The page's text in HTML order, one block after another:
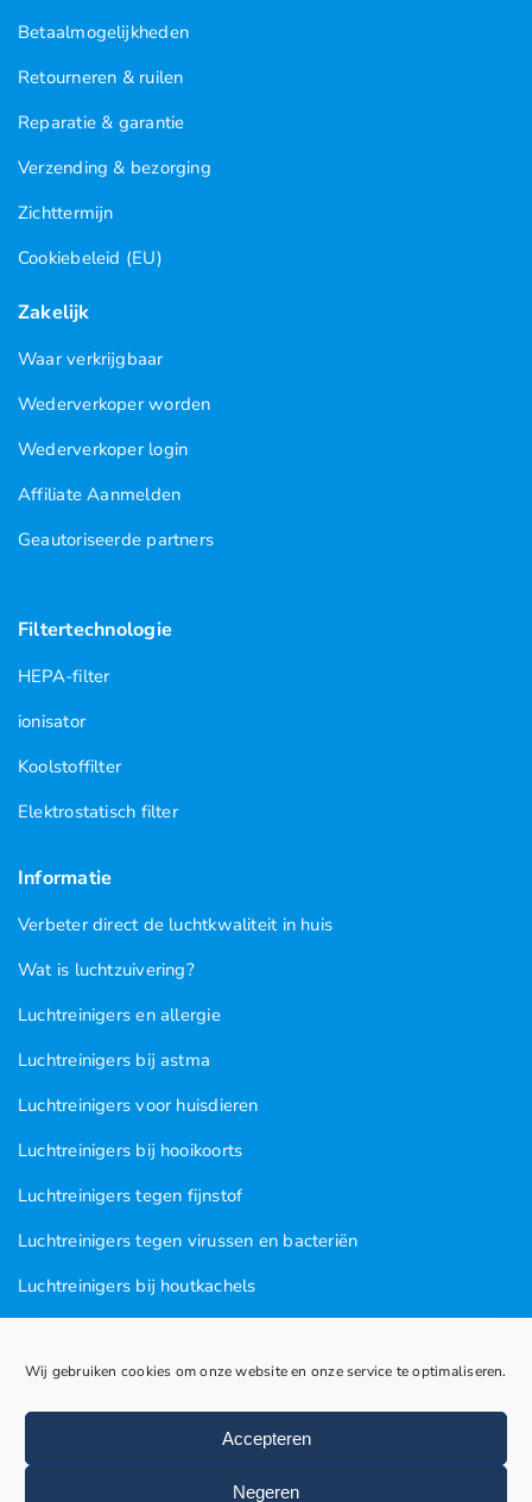
Wij gebruiken cookies om onze website en onze service te optimaliseren.
Accepteren
Negeren
Betaalmogelijkheden
Retourneren & ruilen
Reparatie & garantie
Verzending & bezorging
Zichttermijn
Cookiebeleid (EU)
Zakelijk
Waar verkrijgbaar
Wederverkoper worden
Wederverkoper login
Affiliate Aanmelden
Geautoriseerde partners
Filtertechnologie
HEPA-filter
ionisator
Koolstoffilter
Elektrostatisch filter
Informatie
Verbeter direct de luchtkwaliteit in huis
Wat is luchtzuivering?
Luchtreinigers en allergie
Luchtreinigers bij astma
Luchtreinigers voor huisdieren
Luchtreinigers bij hooikoorts
Luchtreinigers tegen fijnstof
Luchtreinigers tegen virussen en bacteriën
Luchtreinigers bij houtkachels
Luchtreinigers in nagel en kapsalons
Luchtreinigers bij vogels
Huisstofmijten